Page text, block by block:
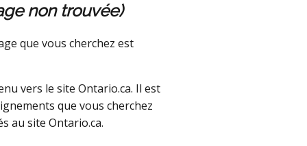
non trouvée)
que vous cherchez est
vers le site Ontario.ca. Il est
que vous cherchez
au site Ontario.ca.